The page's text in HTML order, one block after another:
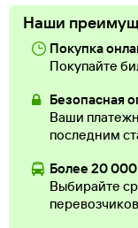
Наши
Покупка
Покупайте
Безопасная
Ваши
последним
Более 20
Выбирайте